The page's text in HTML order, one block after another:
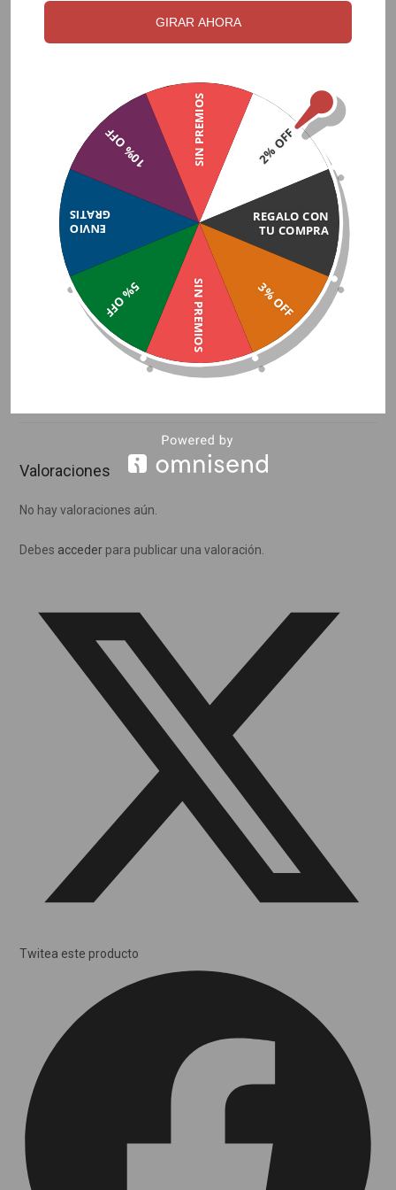
Visa · Mastercard · OCA · Amex · Diners
Ver cuotas ▾
Billetera / CVU Mercado Pago
Saldo MP · Transferencia al alias MP
$500
1 pago · Precio de lista
Instantáneo
VISA MASTERCARD OCA DINERS
MERCADO PAGO ABITAB
🔒 Pagos seguros · Mercado Pago Checkout Pro · SSL encriptado
Valoraciones
No hay valoraciones aún.
Debes acceder para publicar una valoración.
Twitea este producto
GIRAR AHORA
2% OFF
REGALO CON
TU COMPRA
3% OFF
SIN PREMIOS
5% OFF
ENVIO
GRATIS
10% OFF SIN PREMIOS